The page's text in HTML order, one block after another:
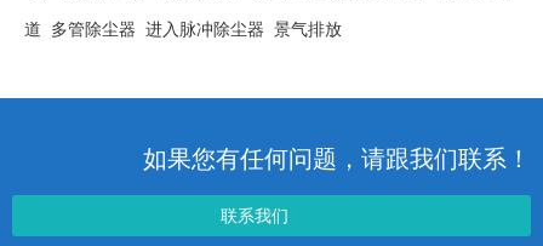
道 多管除尘器 进入脉冲除尘器 景气排放
如果您有任何问题，请跟我们联系！
联系我们